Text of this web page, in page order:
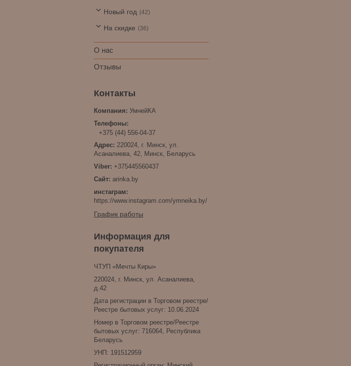
Новый год 42
На скидке 36
О нас
Отзывы
УмнейКА
+375 (44) 556-04-37
220024, г. Минск, ул.
Асаналиева, 42, Минск, Беларусь
+375445560437
arinka.by
инстаграм
https://www.instagram.com/ymneika.by/
График работы
Информация для
покупателя
ЧТУП «Мечты Киры»
220024, г. Минск, ул. Асаналиева,
д.42
Дата регистрации в Торговом реестре/
Реестре бытовых услуг: 10.06.2024
Номер в Торговом реестре/Реестре
бытовых услуг: 716064, Республика
Беларусь
УНП: 191512959